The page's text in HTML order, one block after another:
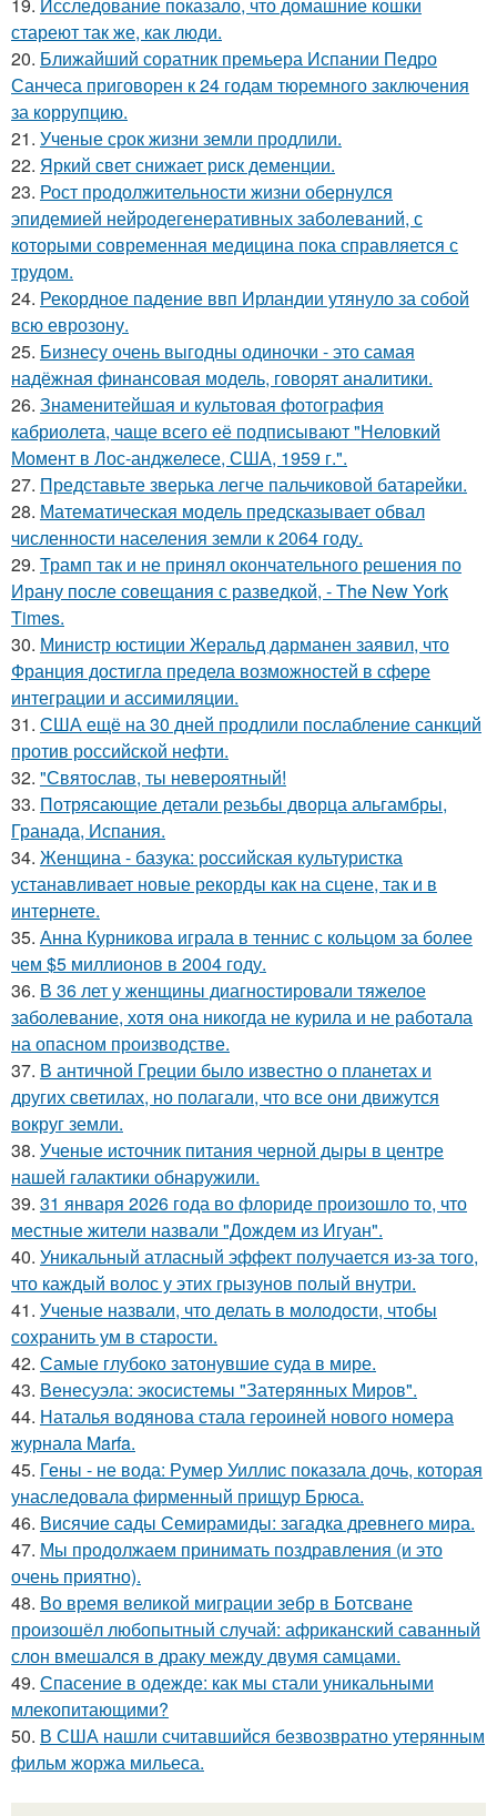
19. Исследование показало, что домашние кошки
стареют так же, как люди.
20. Ближайший соратник премьера Испании Педро
Санчеса приговорен к 24 годам тюремного заключения
за коррупцию.
21. Ученые срок жизни земли продлили.
22. Яркий свет снижает риск деменции.
23. Рост продолжительности жизни обернулся
эпидемией нейродегенеративных заболеваний, с
которыми современная медицина пока справляется с
трудом.
24. Рекордное падение ввп Ирландии утянуло за собой
всю еврозону.
25. Бизнесу очень выгодны одиночки - это самая
надёжная финансовая модель, говорят аналитики.
26. Знаменитейшая и культовая фотография
кабриолета, чаще всего её подписывают "Неловкий
Момент в Лос-анджелесе, США, 1959 г.".
27. Представьте зверька легче пальчиковой батарейки.
28. Математическая модель предсказывает обвал
численности населения земли к 2064 году.
29. Трамп так и не принял окончательного решения по
Ирану после совещания с разведкой, - The New York
Times.
30. Министр юстиции Жеральд дарманен заявил, что
Франция достигла предела возможностей в сфере
интеграции и ассимиляции.
31. США ещё на 30 дней продлили послабление санкций
против российской нефти.
32. "Святослав, ты невероятный!
33. Потрясающие детали резьбы дворца альгамбры,
Гранада, Испания.
34. Женщина - базука: российская культуристка
устанавливает новые рекорды как на сцене, так и в
интернете.
35. Анна Курникова играла в теннис с кольцом за более
чем $5 миллионов в 2004 году.
36. В 36 лет у женщины диагностировали тяжелое
заболевание, хотя она никогда не курила и не работала
на опасном производстве.
37. В античной Греции было известно о планетах и
других светилах, но полагали, что все они движутся
вокруг земли.
38. Ученые источник питания черной дыры в центре
нашей галактики обнаружили.
39. 31 января 2026 года во флориде произошло то, что
местные жители назвали "Дождем из Игуан".
40. Уникальный атласный эффект получается из-за того,
что каждый волос у этих грызунов полый внутри.
41. Ученые назвали, что делать в молодости, чтобы
сохранить ум в старости.
42. Самые глубоко затонувшие суда в мире.
43. Венесуэла: экосистемы "Затерянных Миров".
44. Наталья водянова стала героиней нового номера
журнала Marfa.
45. Гены - не вода: Румер Уиллис показала дочь, которая
унаследовала фирменный прищур Брюса.
46. Висячие сады Семирамиды: загадка древнего мира.
47. Мы продолжаем принимать поздравления (и это
очень приятно).
48. Во время великой миграции зебр в Ботсване
произошёл любопытный случай: африканский саванный
слон вмешался в драку между двумя самцами.
49. Спасение в одежде: как мы стали уникальными
млекопитающими?
50. В США нашли считавшийся безвозвратно утерянным
фильм жоржа мильеса.